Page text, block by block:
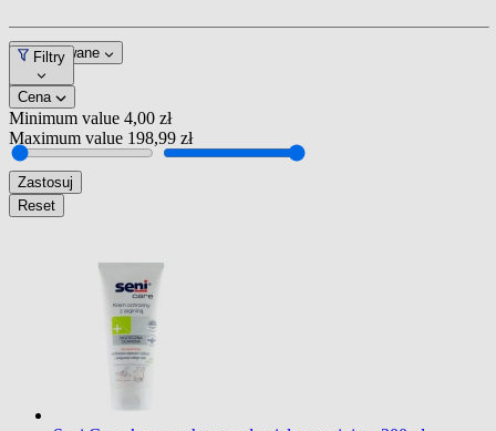
Dopasowane
Filtry
Cena
Minimum value 4,00 zł
Maximum value 198,99 zł
Zastosuj
Reset